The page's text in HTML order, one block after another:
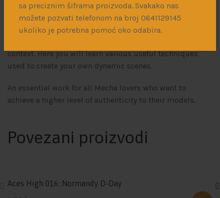
sa preciznim šiframa proizvoda. Svakako nas
možete pozvati telefonom na broj 0641129145
ukoliko je potrebna pomoć oko odabira.
battle-hardened Mechas, veterans of many battlefields.
The book also includes sections explaining how to make
context. Here you will learn various useful techniques
used to create your own dynamic scenes.
An essential work for all Mecha lovers who want to
achieve a higher level of authenticity to their models.
Povezani proizvodi
Aces High 016: Normandy D-Day